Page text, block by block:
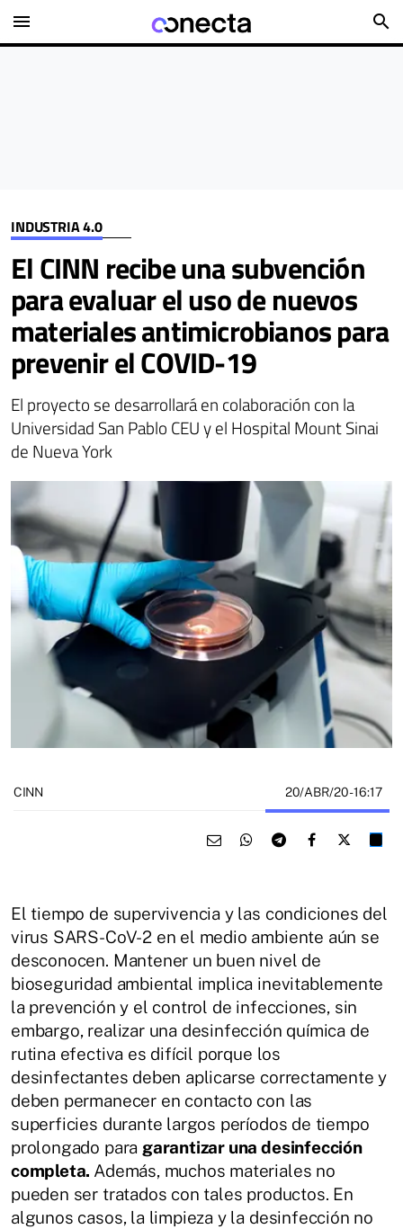
menu search
INDUSTRIA 4.0
El CINN recibe una subvención
para evaluar el uso de nuevos
materiales antimicrobianos para
prevenir el COVID-19
El proyecto se desarrollará en colaboración con la
Universidad San Pablo CEU y el Hospital Mount Sinai
de Nueva York
CINN 20/ABR/20- 16:17
El tiempo de supervivencia y las condiciones del
virus SARS-CoV-2 en el medio ambiente aún se
desconocen. Mantener un buen nivel de
bioseguridad ambiental implica inevitablemente
la prevención y el control de infecciones, sin
embargo, realizar una desinfección química de
rutina efectiva es difícil porque los
desinfectantes deben aplicarse correctamente y
deben permanecer en contacto con las
superficies durante largos períodos de tiempo
prolongado para garantizar una desinfección
completa. Además, muchos materiales no
pueden ser tratados con tales productos. En
algunos casos, la limpieza y la desinfección no